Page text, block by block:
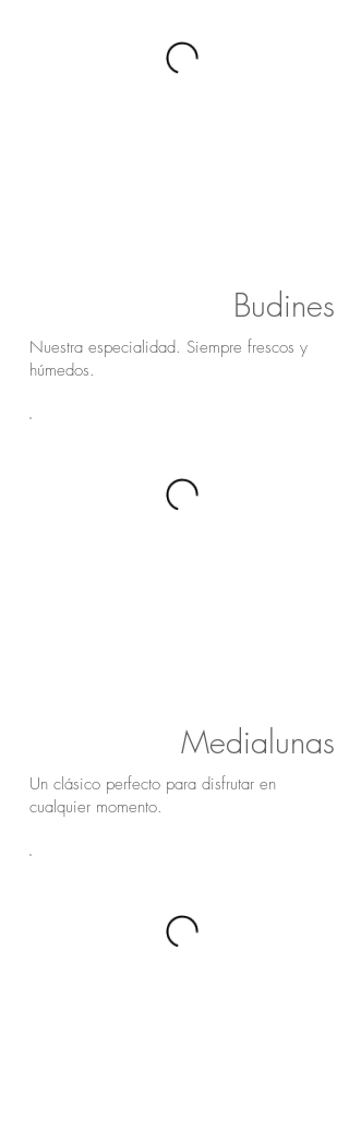
Budines
Nuestra especialidad. Siempre frescos y
húmedos.
Medialunas
Un clásico perfecto para disfrutar en
cualquier momento.